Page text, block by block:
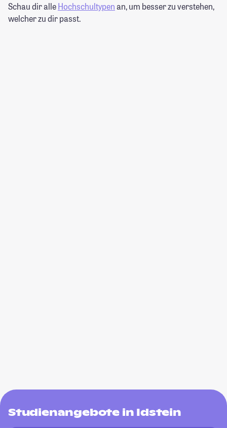
Schau dir alleHochschultypenan, um besser zu verstehen,
welcher zu dir passt.
Studienangebote in Idstein